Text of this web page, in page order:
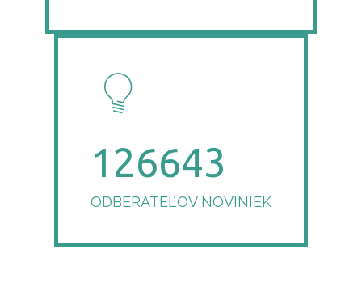
127421
ODBERATEĽOV NOVINIEK